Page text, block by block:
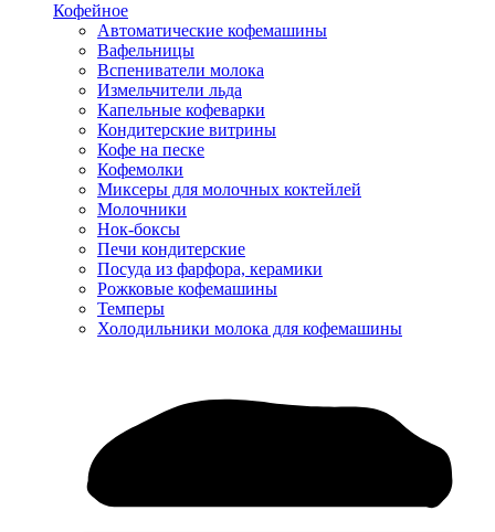
Кофейное
Автоматические кофемашины
Вафельницы
Вспениватели молока
Измельчители льда
Капельные кофеварки
Кондитерские витрины
Кофе на песке
Кофемолки
Миксеры для молочных коктейлей
Молочники
Нок-боксы
Печи кондитерские
Посуда из фарфора, керамики
Рожковые кофемашины
Темперы
Холодильники молока для кофемашины